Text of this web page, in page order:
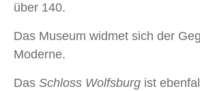
über 140.
Das Museum widmet sich der
Moderne.
Das Schloss Wolfsburg ist